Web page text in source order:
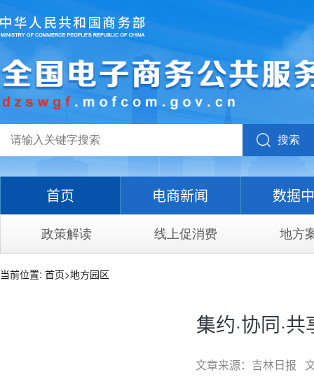
搜索
首页 电商新闻 数据
政策解读 线上促消费 地方
当前位置: 首页>地方园区
集约·协同·
文章来源：吉林日报